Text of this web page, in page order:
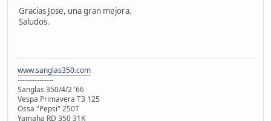
Gracias Jose, una gran mejora.
Saludos.
www.sanglas350.com
---------------
Sanglas 350/4/2 '66
Vespa Primavera T3 125
Ossa "Pepsi" 250T
Yamaha RD 350 31K